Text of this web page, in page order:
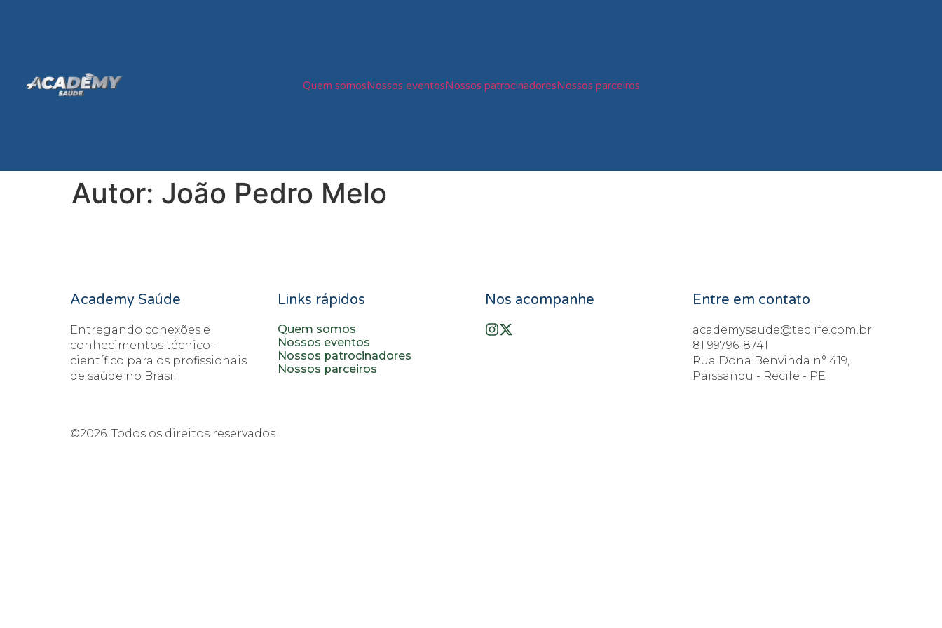
Quem somosNossos eventosNossos patrocinadoresNossos parceiros
Autor: João Pedro Melo
Academy Saúde
Entregando conexões e
conhecimentos técnico-
científico para os profissionais
de saúde no Brasil
Links rápidos
Quem somos
Nossos eventos
Nossos patrocinadores
Nossos parceiros
Nos acompanhe Entre em contato
academysaude@teclife.com.br
81 99796-8741
Rua Dona Benvinda n° 419,
Paissandu - Recife - PE
©2026. Todos os direitos reservados